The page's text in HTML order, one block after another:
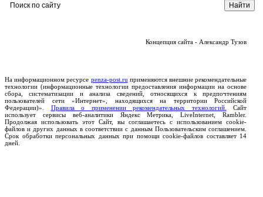
Концепция сайта - Александр Тузов
На информационном ресурсе penza-post.ru применяются внешние рекомендательные
технологии (информационные технологии предоставления информации на основе
сбора, систематизации и анализа сведений, относящихся к предпочтениям
пользователей сети «Интернет», находящихся на территории Российской
Федерации)». Правила о применении рекомендательных технологий.
Сайт
использует сервисы веб-аналитики Яндекс Метрика, LiveInternet, Rambler.
Продолжая использовать этот Сайт, вы соглашаетесь с использованием cookie-
файлов и других данных в соответствии с данным Пользовательским соглашением.
Срок обработки персональных данных при помощи cookie-файлов составляет 14
дней.